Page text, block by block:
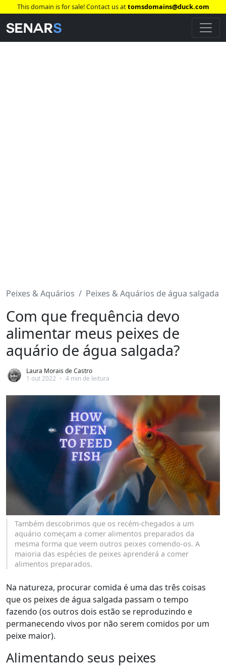
This domain is for sale! Contact us attomsdomains@duck.com
Peixes & Aquários Peixes & Aquários de água salgada
Com que frequência devo
alimentar meus peixes de
aquário de água salgada?
Laura Morais de Castro
1 out 2022 • 4 min de leitura
Também descobrimos que os recém-chegados a um
aquário começam a comer alimentos preparados da
mesma forma que veem outros peixes comendo-os. A
maioria das espécies de peixes aprenderá a comer
alimentos preparados.
Na natureza, procurar comida é uma das três coisas
que os peixes de água salgada passam o tempo
fazendo (os outros dois estão se reproduzindo e
permanecendo vivos por não serem comidos por um
peixe maior).
Alimentando seus peixes